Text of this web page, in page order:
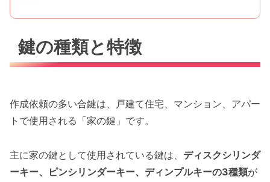
鍵の種類と特徴
作成依頼の多い合鍵は、戸建て住宅、マンション、アパー
トで使用される「家の鍵」です。
主に家の鍵として使用されている鍵は、 ディスクシリンダ
ーキー、ピンシリンダーキー、ディンプルキーの3種類が